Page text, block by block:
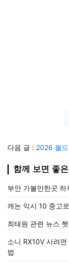
다음 글 : 2026 월
함께 보면 좋
부안 가볼만한곳
캐논 익시 10 중고
최태원 관련 뉴스
소니 RX10V 사려
법